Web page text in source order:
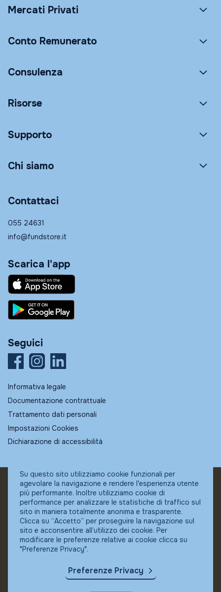
Mercati Privati
Conto Remunerato
Consulenza
Risorse
Supporto
Chi siamo
Contattaci
055 24631
info@fundstore.it
Scarica l'app
Seguici
Informativa legale
Documentazione contrattuale
Trattamento dati personali
Impostazioni Cookies
Dichiarazione di accessibilità
© Fundstore
Collocatore autorizzato:
Banca Ifigest SpA
P.Iva: 04337180485
Su questo sito utilizziamo cookie funzionali per
agevolare la navigazione e rendere l'esperienza utente
più performante. Inoltre utilizziamo cookie di
performance per analizzare le statistiche di traffico sul
sito in maniera totalmente anonima e trasparente.
Clicca su “Accetto” per proseguire la navigazione sul
sito e acconsentire all’utilizzo dei cookie. Per
modificare le preferenze relative ai cookie clicca su
"Preferenze Privacy".
Preferenze Privacy